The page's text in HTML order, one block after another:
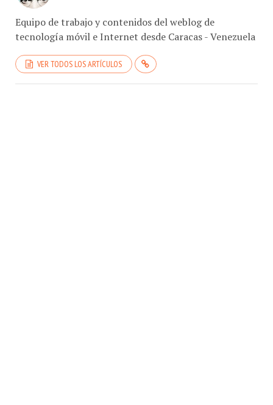
Equipo de trabajo y contenidos del weblog de
tecnología móvil e Internet desde Caracas - Venezuela